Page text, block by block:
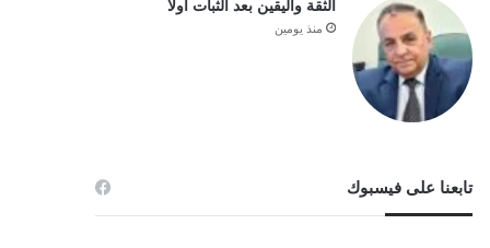
الثقة واليقين بعد الثبات أولا
منذ يومين
تابعنا على فيسبوك